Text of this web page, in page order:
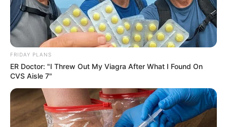
Walmart Cameras Captured These Hilarious
Photos
BUZZDAY
FRIDAY PLANS
ER Doctor: "I Threw Out My Viagra After What I Found On
CVS Aisle 7"